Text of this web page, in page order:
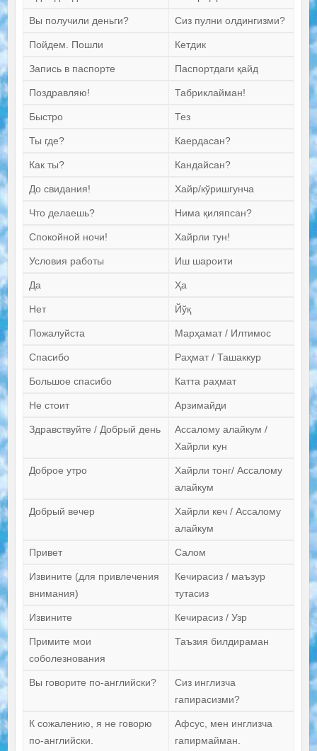
Вы получили деньги? Сиз пулни олдингизми?
Пойдем. Пошли Кетдик
Запись в паспорте Паспортдаги қайд
Поздравляю! Табриклайман!
Быстро Тез
Ты где? Каердасан?
Как ты? Кандайсан?
До свидания! Хайр/кўришгунча
Что делаешь? Нима қиляпсан?
Спокойной ночи! Хайрли тун!
Условия работы Иш шароити
Да Ҳа
Нет Йўқ
Пожалуйста Марҳамат / Илтимос
Спасибо Раҳмат / Ташаккур
Большое спасибо Катта раҳмат
Не стоит Арзимайди
Здравствуйте / Добрый день
Ассалому алайкум /
Хайрли кун
Доброе утро
Хайрли тонг/ Ассалому
алайкум
Добрый вечер
Хайрли кеч / Ассалому
алайкум
Привет Салом
Извините (для привлечения
внимания)
Кечирасиз / маъзур
тутасиз
Извините Кечирасиз / Узр
Примите мои
соболезнования
Таъзия билдираман
Вы говорите по-английски?
Сиз инглизча
гапирасизми?
К сожалению, я не говорю
по-английски.
Афсус, мен инглизча
гапирмайман.